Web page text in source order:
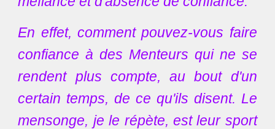
En effet, comment pouvez-vous faire
confiance à des Menteurs qui ne se
rendent plus compte, au bout d'un
certain temps, de ce qu'ils disent. Le
mensonge, je le répète, est leur sport